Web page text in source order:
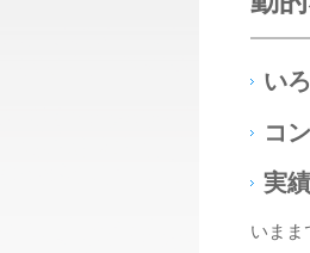
い
コ
実
いまま